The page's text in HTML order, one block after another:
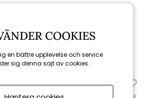
COOKIES
en bättre upplevelse och service
sig denna sajt av cookies.